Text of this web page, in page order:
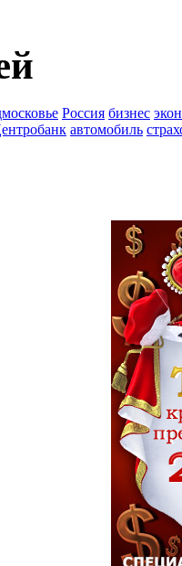
Россия бизнес
автомобиль